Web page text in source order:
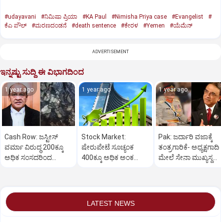
#udayavani #ನಿಮಿಷಾ ಪ್ರಿಯಾ #KA Paul #Nimisha Priya case #Evangelist
#
ಕೆಎ ಪೌಲ್
#ಮರಣದಂಡನೆ #death sentence #ಕೇರಳ #Yemen #ಯೆಮೆನ್‌
ADVERTISEMENT
ಇನ್ನಷ್ಟು ಸುದ್ದಿ ಈ ವಿಭಾಗದಿಂದ
1 year ago
Cash Row: ಜಸ್ಟೀಸ್‌
ವರ್ಮಾ ವಿರುದ್ಧ 200ಕ್ಕೂ
ಅಧಿಕ ಸಂಸದರಿಂದ
1 year ago
Stock Market:
ಷೇರುಪೇಟೆ ಸೂಚ್ಯಂಕ
400ಕ್ಕೂ ಅಧಿಕ ಅಂಕ
1 year ago
Pak: ಜರ್ದಾರಿ ವಜಾಕ್ಕೆ
ತಂತ್ರಗಾರಿಕೆ- ಅಧ್ಯಕ್ಷಗಾದಿ
ಮೇಲೆ ಸೇನಾ ಮುಖ್ಯಸ್ಥ
LATEST NEWS